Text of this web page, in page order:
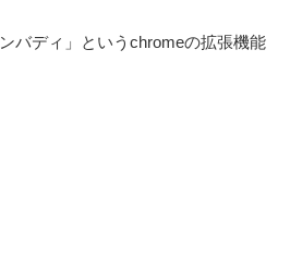
バディ」というchromeの拡張機能